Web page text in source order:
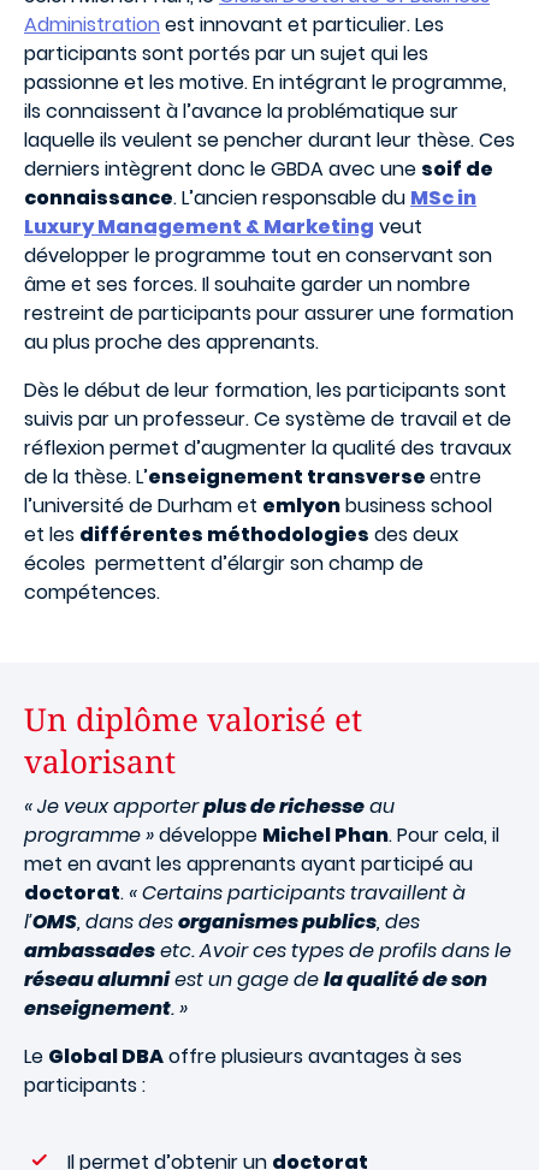
Administrationest innovant et particulier. Les
participants sont portés par un sujet qui les
passionne et les motive. En intégrant le programme,
ils connaissent à l’avance la problématique sur
laquelle ils veulent se pencher durant leur thèse. Ces
derniers intègrent donc le GBDA avec une soif de
connaissance. L’ancien responsable du MSc in
Luxury Management & Marketing veut
développer le programme tout en conservant son
âme et ses forces. Il souhaite garder un nombre
restreint de participants pour assurer une formation
au plus proche des apprenants.
Dès le début de leur formation, les participants sont
suivis par un professeur. Ce système de travail et de
réflexion permet d’augmenter la qualité des travaux
de la thèse. L’enseignement transverseentre
l’université de Durham et emlyonbusiness school
et les différentes méthodologies des deux
écoles permettent d’élargir son champ de
compétences.
Un diplôme valorisé et
valorisant
« Je veux apporterplus de richesseau
programme »développe Michel Phan. Pour cela, il
met en avant les apprenants ayant participé au
doctorat.« Certains participants travaillent à
l’OMS, dans desorganismes publics, des
ambassadesetc. Avoir ces types de profils dans le
réseau alumniest un gage dela qualité de son
enseignement. »
Le Global DBAoffre plusieurs avantages à ses
participants :
Il permet d’obtenir un doctorat